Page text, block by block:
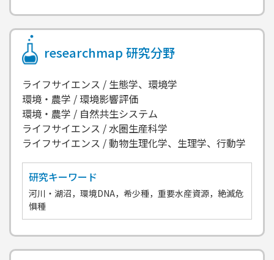
researchmap 研究分野
ライフサイエンス / 生態学、環境学
環境・農学 / 環境影響評価
環境・農学 / 自然共生システム
ライフサイエンス / 水圏生産科学
ライフサイエンス / 動物生理化学、生理学、行動学
研究キーワード
河川・湖沼，環境DNA，希少種，重要水産資源，絶滅危
惧種